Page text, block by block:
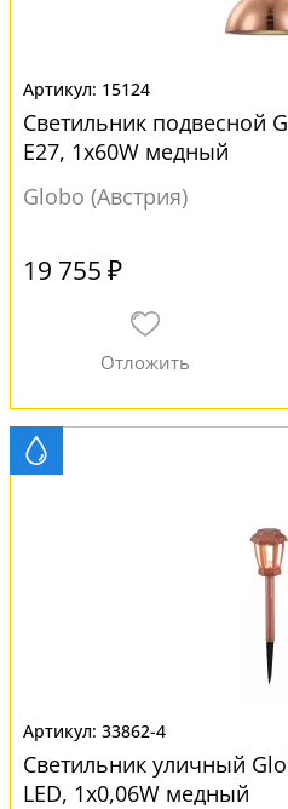
15124
Светильник подвесной
E27, 1x60W медный
Globo (Австрия)
19 755 ₽
33862-4
Светильник уличный
LED, 1x0,06W медный